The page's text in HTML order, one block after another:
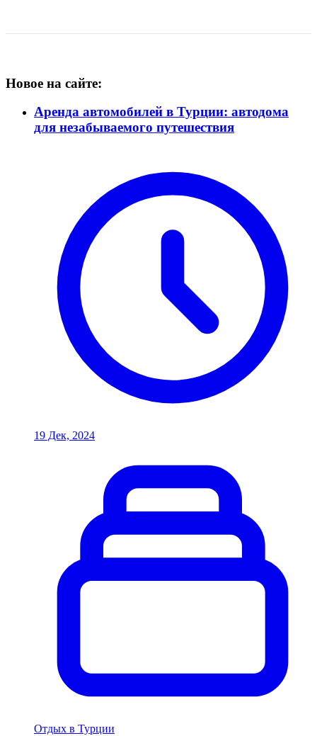
Новое на сайте:
Аренда автомобилей в Турции: автодома
для незабываемого путешествия
19 Дек, 2024
Отдых в Турции